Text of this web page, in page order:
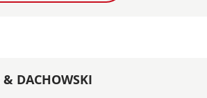
DACHOWSKI